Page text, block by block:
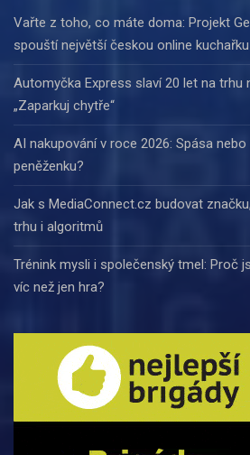
Vařte z toho, co máte doma: Projekt
spouští největší českou online kuchařku
Automyčka Express slaví 20 let na trhu
„Zaparkuj chytře“
AI nakupování v roce 2026: Spása
peněženku?
Jak s MediaConnect.cz budovat
trhu i algoritmů
Trénink mysli i společenský tmel: Proč
víc než jen hra?